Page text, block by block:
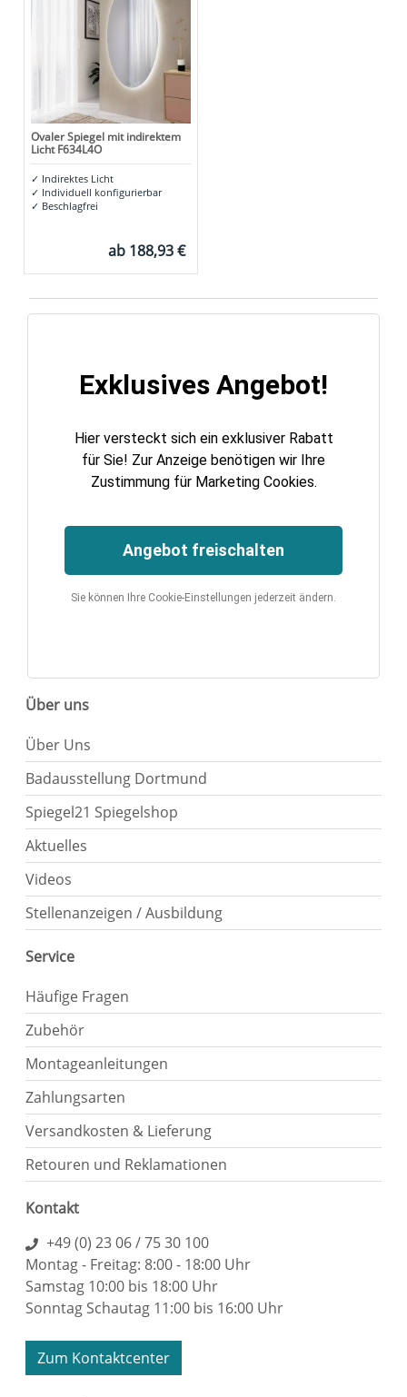
Ovaler Spiegel mit indirektem
Licht F634L4O
✓ Indirektes Licht
✓ Individuell konfigurierbar
✓ Beschlagfrei
ab 188,93 €
Exklusives Angebot!
Hier versteckt sich ein exklusiver Rabatt
für Sie! Zur Anzeige benötigen wir Ihre
Zustimmung für Marketing Cookies.
Angebot freischalten
Sie können Ihre Cookie-Einstellungen jederzeit ändern.
Über uns
Über Uns
Badausstellung Dortmund
Spiegel21 Spiegelshop
Aktuelles
Videos
Stellenanzeigen / Ausbildung
Service
Häufige Fragen
Zubehör
Montageanleitungen
Zahlungsarten
Versandkosten & Lieferung
Retouren und Reklamationen
Kontakt
+49 (0) 23 06 / 75 30 100
Montag - Freitag: 8:00 - 18:00 Uhr
Samstag 10:00 bis 18:00 Uhr
Sonntag Schautag 11:00 bis 16:00 Uhr
Zum Kontaktcenter